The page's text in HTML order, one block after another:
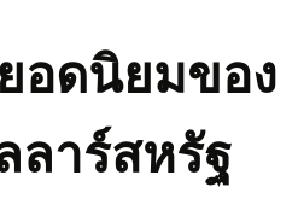
อดนิยมของ
ลาร์สหรัฐ